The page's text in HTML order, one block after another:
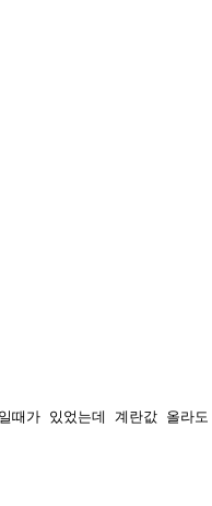
때가 있었는데 계란값 올